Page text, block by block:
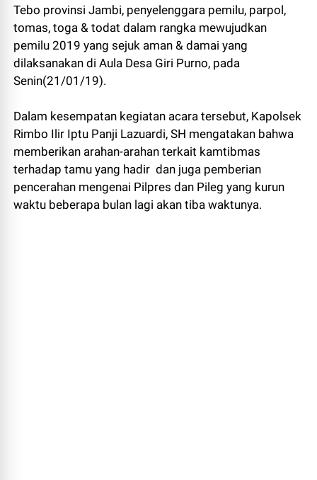
Tebo provinsi Jambi, penyelenggara pemilu, parpol,
tomas, toga & todat dalam rangka mewujudkan
pemilu 2019 yang sejuk aman & damai yang
dilaksanakan di Aula Desa Giri Purno, pada
Senin(21/01/19).
Dalam kesempatan kegiatan acara tersebut, Kapolsek
Rimbo Ilir Iptu Panji Lazuardi, SH mengatakan bahwa
memberikan arahan-arahan terkait kamtibmas
terhadap tamu yang hadir dan juga pemberian
pencerahan mengenai Pilpres dan Pileg yang kurun
waktu beberapa bulan lagi akan tiba waktunya.